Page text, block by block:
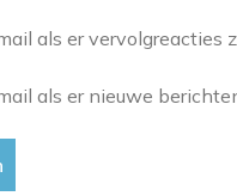
als er vervolgreacties
als er nieuwe